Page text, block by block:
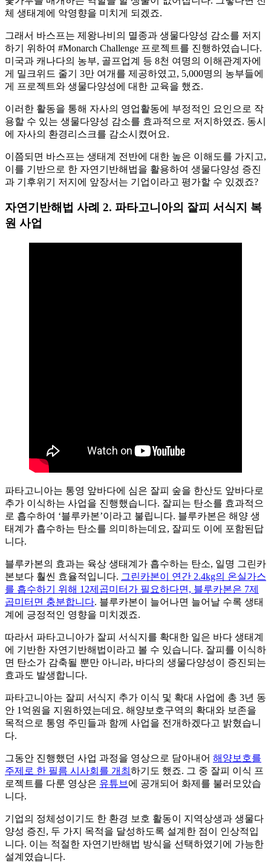
체 생태계에 악영향을 미치게 되겠죠.
그래서 바스프는 제왕나비의 멸종과 생물다양성 감소를 저지
하기 위하여 #Monarch Challenge 프로젝트를 진행하였습니다.
미국과 캐나다의 농부, 골프업계 등 8천 여명의 이해관계자에
게 밀크위드 줄기 3만 여개를 제공하였고, 5,000명의 농부들에
게 프로젝트와 생물다양성에 대한 교육을 했죠.
이러한 활동을 통해 자사의 영업활동에 부정적인 요인으로 작
용할 수 있는 생물다양성 감소를 효과적으로 저지하였죠. 동시
에 자사의 환경리스크를 감소시켰어요.
이쯤되면 바스프는 생태계 전반에 대한 높은 이해도를 가지고,
이를 기반으로 한 자연기반해법을 활용하여 생물다양성 증진
과 기후위기 저지에 앞장서는 기업이라고 평가할 수 있겠죠?
자연기반해법 사례 2. 파타고니아의 잘피 서식지 복
원 사업
파타고니아는 통영 앞바다에 심은 잘피 숲을 한산도 앞바다로
추가 이식하는 사업을 진행했습니다. 잘피는 탄소를 효과적으
로 흡수하여 ‘블루카본’이라고 불립니다. 블루카본은 해양 생
태계가 흡수하는 탄소를 의미하는데요, 잘피도 이에 포함된답
니다.
블루카본의 효과는 육상 생태계가 흡수하는 탄소, 일명 그린카
본보다 훨씬 효율적입니다. 그린카본이 연간 2.4kg의 온실가스
를 흡수하기 위해 12제곱미터가 필요하다면, 블루카본은 7제
곱미터면 충분합니다. 블루카본이 늘어나면 늘어날 수록 생태
계에 긍정적인 영향을 미치겠죠.
따라서 파타고니아가 잘피 서식지를 확대한 일은 바다 생태계
에 기반한 자연기반해법이라고 볼 수 있습니다. 잘피를 이식하
면 탄소가 감축될 뿐만 아니라, 바다의 생물다양성이 증진되는
효과도 발생합니다.
파타고니아는 잘피 서식지 추가 이식 및 확대 사업에 총 3년 동
안 1억원을 지원하였는데요. 해양보호구역의 확대와 보존을
목적으로 통영 주민들과 함께 사업을 전개하겠다고 밝혔습니
다.
그동안 진행했던 사업 과정을 영상으로 담아내어 해양보호를
주제로 한 필름 시사회를 개최 하기도 했죠. 그 중 잘피 이식 프
로젝트를 다룬 영상은 유튜브 에 공개되어 화제를 불러모았습
니다.
기업의 정체성이기도 한 환경 보호 활동이 지역상생과 생물다
양성 증진, 두 가지 목적을 달성하도록 설계한 점이 인상적입
니다. 이는 적절한 자연기반해법 방식을 선택하였기에 가능한
설계였습니다.